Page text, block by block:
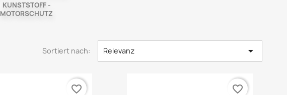
KUNSTSTOFF -
MOTORSCHUTZ
Sortiert nach: Relevanz 
favorite_border favorite_border